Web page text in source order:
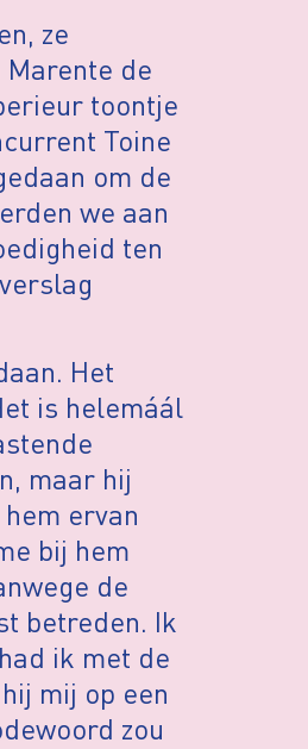
ze
de
toontje
Toine
om de
we aan
ten
Het
is helemáál
maar hij
ervan
bij hem
de
betreden. Ik
ik met de
mij op een
zou